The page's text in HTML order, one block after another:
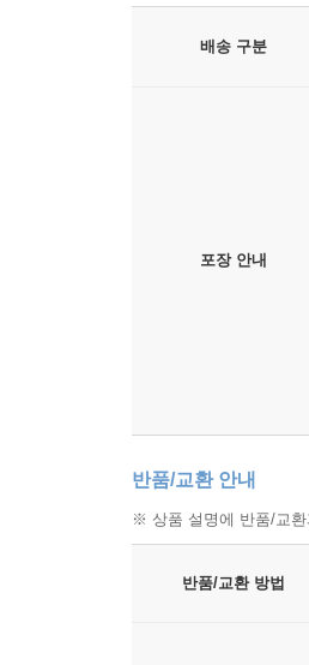
배송 구분
포장 안내
반품/교환 안내
※ 상품 설명에 반품/교
반품/교환 방법